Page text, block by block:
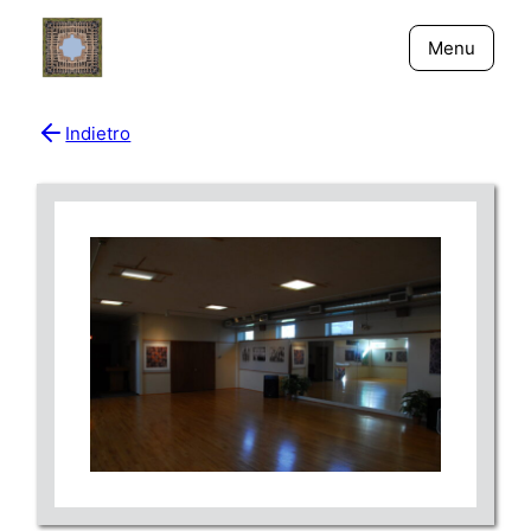
Menu
Indietro